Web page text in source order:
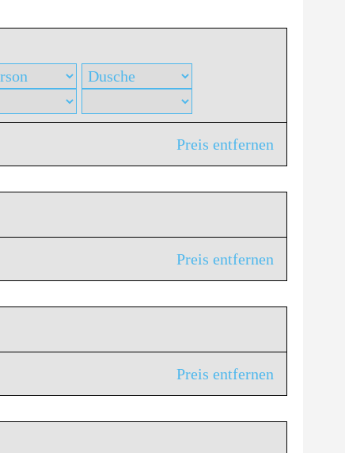
Preis entfernen
Preis entfernen
Preis entfernen